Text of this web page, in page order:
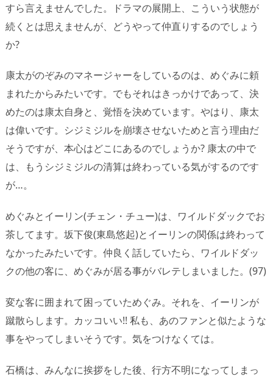
すら言えませんでした。ドラマの展開上、こういう状態が
続くとは思えませんが、どうやって仲直りするのでしょう
か?
康太がのぞみのマネージャーをしているのは、めぐみに頼
まれたからみたいです。でもそれはきっかけであって、決
めたのは康太自身と、覚悟を決めています。やはり、康太
は偉いです。シジミジルを崩壊させないためと言う理由だ
そうですが、本心はどこにあるのでしょうか? 康太の中で
は、もうシジミジルの清算は終わっている気がするのです
が…。
めぐみとイーリン(チェン・チュー)は、ワイルドダックでお
茶してます。坂下俊(東島悠起)とイーリンの関係は終わって
なかったみたいです。仲良く話していたら、ワイルドダッ
クの他の客に、めぐみが居る事がバレテしまいました。(97)
変な客に囲まれて困っていためぐみ。それを、イーリンが
蹴散らします。カッコいい!! 私も、あのファンと似たような
事をやってしまいそうです。気をつけなくては。
石橋は、みんなに挨拶をした後、行方不明になってしまっ